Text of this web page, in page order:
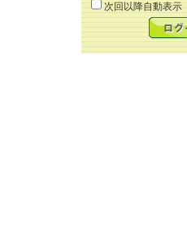
次回以降自動表示